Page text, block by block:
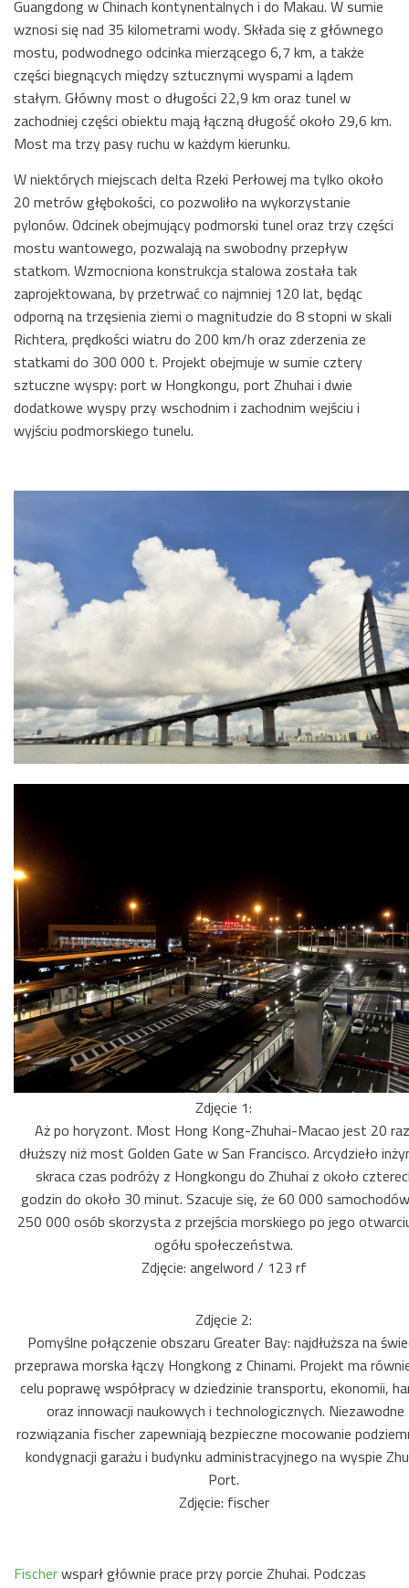
Guangdong w Chinach kontynentalnych i do Makau. W sumie
wznosi się nad 35 kilometrami wody. Składa się z głównego
mostu, podwodnego odcinka mierzącego 6,7 km, a także
części biegnących między sztucznymi wyspami a lądem
stałym. Główny most o długości 22,9 km oraz tunel w
zachodniej części obiektu mają łączną długość około 29,6 km.
Most ma trzy pasy ruchu w każdym kierunku.
W niektórych miejscach delta Rzeki Perłowej ma tylko około
20 metrów głębokości, co pozwoliło na wykorzystanie
pylonów. Odcinek obejmujący podmorski tunel oraz trzy części
mostu wantowego, pozwalają na swobodny przepływ
statkom. Wzmocniona konstrukcja stalowa została tak
zaprojektowana, by przetrwać co najmniej 120 lat, będąc
odporną na trzęsienia ziemi o magnitudzie do 8 stopni w skali
Richtera, prędkości wiatru do 200 km/h oraz zderzenia ze
statkami do 300 000 t. Projekt obejmuje w sumie cztery
sztuczne wyspy: port w Hongkongu, port Zhuhai i dwie
dodatkowe wyspy przy wschodnim i zachodnim wejściu i
wyjściu podmorskiego tunelu.
Zdjęcie 1:
Aż po horyzont. Most Hong Kong-Zhuhai-Macao jest 20
dłuższy niż most Golden Gate w San Francisco. Arcydzieło
skraca czas podróży z Hongkongu do Zhuhai z około
godzin do około 30 minut. Szacuje się, że 60 000
250 000 osób skorzysta z przejścia morskiego po jego
ogółu społeczeństwa.
Zdjęcie: angelword / 123 rf
Zdjęcie 2:
Pomyślne połączenie obszaru Greater Bay: najdłuższa na
przeprawa morska łączy Hongkong z Chinami. Projekt ma
celu poprawę współpracy w dziedzinie transportu, ekonomii,
oraz innowacji naukowych i technologicznych. Niezawodne
rozwiązania fischer zapewniają bezpieczne mocowanie
kondygnacji garażu i budynku administracyjnego na wyspie
Port.
Zdjęcie: fischer
Fischerwsparł głównie prace przy porcie Zhuhai. Podczas